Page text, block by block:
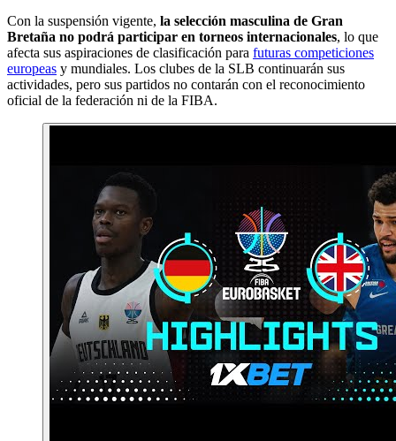
Con la suspensión vigente, la selección masculina de Gran
Bretaña no podrá participar en torneos internacionales, lo que
afecta sus aspiraciones de clasificación para futuras competiciones
europeas y mundiales. Los clubes de la SLB continuarán sus
actividades, pero sus partidos no contarán con el reconocimiento
oficial de la federación ni de la FIBA.